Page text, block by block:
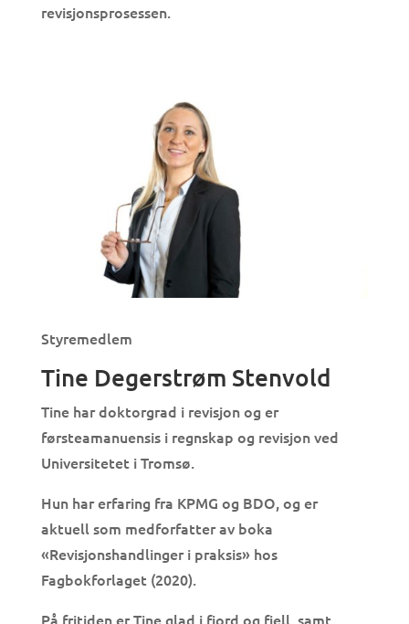
revisjonsprosessen.
Styremedlem
Tine Degerstrøm Stenvold
Tine har doktorgrad i revisjon og er
førsteamanuensis i regnskap og revisjon ved
Universitetet i Tromsø.
Hun har erfaring fra KPMG og BDO, og er
aktuell som medforfatter av boka
«Revisjonshandlinger i praksis» hos
Fagbokforlaget (2020).
På fritiden er Tine glad i fjord og fjell, samt